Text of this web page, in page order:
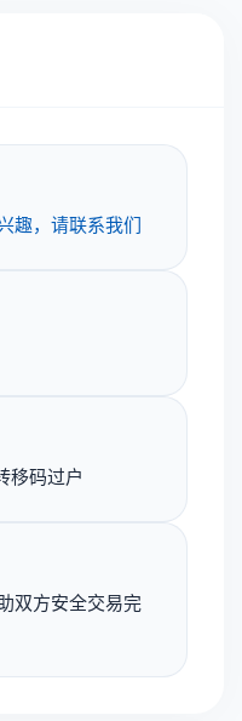
趣，请联系我们
移码过户
双方安全交易完